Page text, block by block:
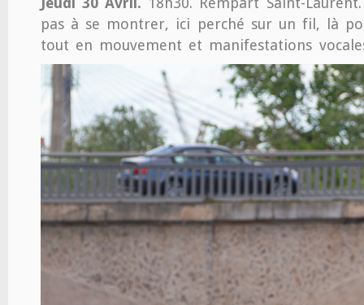
pas à se montrer, ici perché sur un fil, là
tout en mouvement et manifestations